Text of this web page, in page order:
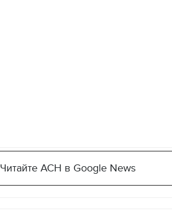
Читайте АСН в Google News